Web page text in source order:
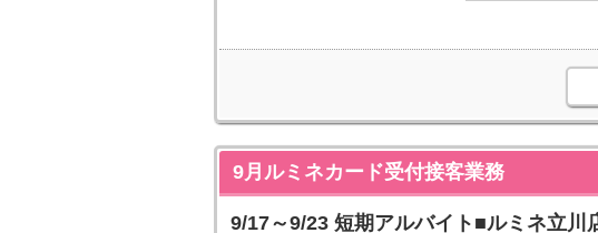
9月ルミネカード受付接客業務
9/17～9/23 短期アルバイト■ルミネ立